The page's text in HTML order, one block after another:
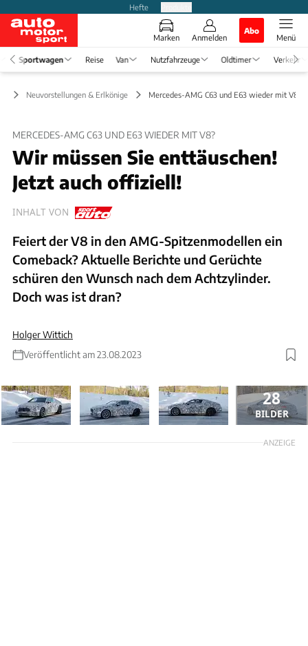
Hefte
Marken Anmelden
Abo
Menü
Sportwagen Reise Van Nutzfahrzeuge Oldtimer Verkehr
Neuvorstellungen & Erlkönige Mercedes-AMG C63 und E63 wieder mit V8?
MERCEDES-AMG C63 UND E63 WIEDER MIT V8?
Wir müssen Sie enttäuschen!
Jetzt auch offiziell!
INHALT VON
Feiert der V8 in den AMG-Spitzenmodellen ein
Comeback? Aktuelle Berichte und Gerüchte
schüren den Wunsch nach dem Achtzylinder.
Doch was ist dran?
Holger Wittich
Veröffentlicht am 23.08.2023
28
BILDER
ANZEIGE